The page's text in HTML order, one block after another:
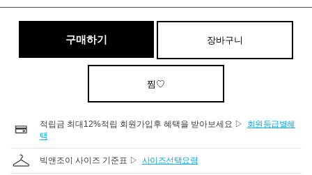
구매하기 장바구니
찜♡
적립금 최대12%적립 회원가입후 혜택을 받아보세요 ▷
회원등급별혜
택
빅앤조이 사이즈 기준표 ▷ 사이즈선택요령